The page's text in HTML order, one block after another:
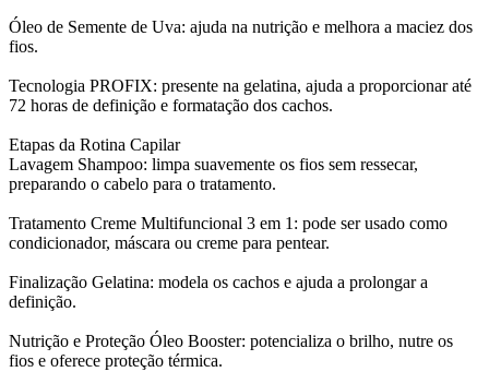
Óleo de Semente de Uva: ajuda na nutrição e melhora a maciez dos
fios.
Tecnologia PROFIX: presente na gelatina, ajuda a proporcionar até
72 horas de definição e formatação dos cachos.
Etapas da Rotina Capilar
Lavagem Shampoo: limpa suavemente os fios sem ressecar,
preparando o cabelo para o tratamento.
Tratamento Creme Multifuncional 3 em 1: pode ser usado como
condicionador, máscara ou creme para pentear.
Finalização Gelatina: modela os cachos e ajuda a prolongar a
definição.
Nutrição e Proteção Óleo Booster: potencializa o brilho, nutre os
fios e oferece proteção térmica.